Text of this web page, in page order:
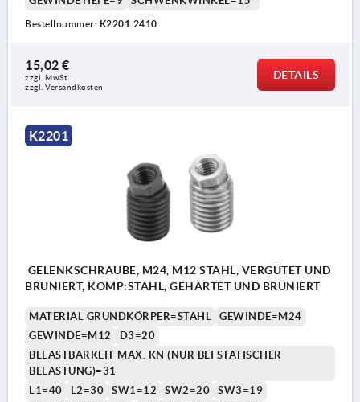
Bestellnummer: K2201.2410
15,02 €
zzgl. MwSt.
zzgl. Versandkosten
DETAILS
K2201
GELENKSCHRAUBE, M24, M12 STAHL, VERGÜTET UND
BRÜNIERT, KOMP:STAHL, GEHÄRTET UND BRÜNIERT
MATERIAL GRUNDKÖRPER=STAHL
GEWINDE=M24
GEWINDE=M12
D3=20
BELASTBARKEIT MAX. KN (NUR BEI STATISCHER
BELASTUNG)=31
L1=40
L2=30 SW1=12 SW2=20
SW3=19